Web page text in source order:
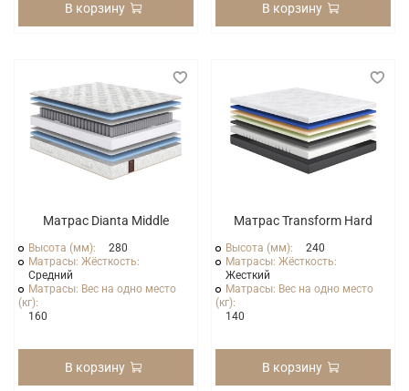
В корзину В корзину
Матрас Dianta Middle
Высота (мм):
280
Матрасы: Жёсткость:
Средний
Матрасы: Вес на одно место
(кг):
160
В корзину
Матрас Transform Hard
Высота (мм):
240
Матрасы: Жёсткость:
Жесткий
Матрасы: Вес на одно место
(кг):
140
В корзину